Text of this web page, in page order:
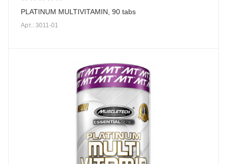
PLATINUM MULTIVITAMIN, 90 tabs
Арт.: 3011-01